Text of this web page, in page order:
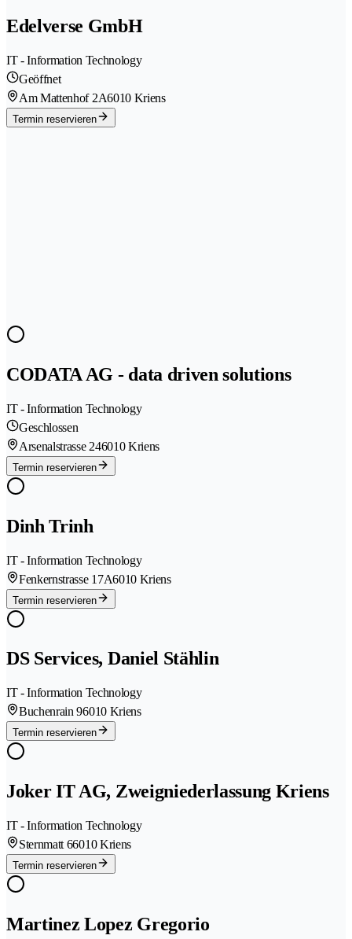
Edelverse GmbH
IT - Information Technology
Geöffnet
Am Mattenhof 2A6010 Kriens
Termin reservieren
CODATA AG - data driven solutions
IT - Information Technology
Geschlossen
Arsenalstrasse 246010 Kriens
Termin reservieren
Dinh Trinh
IT - Information Technology
Fenkernstrasse 17A6010 Kriens
Termin reservieren
DS Services, Daniel Stählin
IT - Information Technology
Buchenrain 96010 Kriens
Termin reservieren
Joker IT AG, Zweigniederlassung Kriens
IT - Information Technology
Sternmatt 66010 Kriens
Termin reservieren
Martinez Lopez Gregorio